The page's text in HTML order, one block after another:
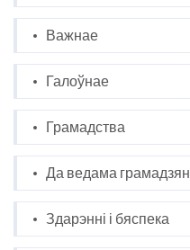
Важнае
Галоўнае
Грамадства
Да ведама грамадзян
Здарэнні і бяспека